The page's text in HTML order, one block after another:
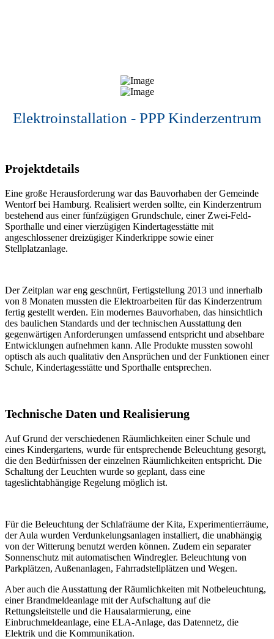
Elektroinstallation - PPP Kinderzentrum
Projektdetails
Eine große Herausforderung war das Bauvorhaben der Gemeinde
Wentorf bei Hamburg. Realisiert werden sollte, ein Kinderzentrum
bestehend aus einer fünfzügigen Grundschule, einer Zwei-Feld-
Sporthalle und einer vierzügigen Kindertagesstätte mit
angeschlossener dreizügiger Kinderkrippe sowie einer
Stellplatzanlage.
Der Zeitplan war eng geschnürt, Fertigstellung 2013 und innerhalb
von 8 Monaten mussten die Elektroarbeiten für das Kinderzentrum
fertig gestellt werden. Ein modernes Bauvorhaben, das hinsichtlich
des baulichen Standards und der technischen Ausstattung den
gegenwärtigen Anforderungen umfassend entspricht und absehbare
Entwicklungen aufnehmen kann. Alle Produkte mussten sowohl
optisch als auch qualitativ den Ansprüchen und der Funktionen einer
Schule, Kindertagesstätte und Sporthalle entsprechen.
Technische Daten und Realisierung
Auf Grund der verschiedenen Räumlichkeiten einer Schule und
eines Kindergartens, wurde für entsprechende Beleuchtung gesorgt,
die den Bedürfnissen der einzelnen Räumlichkeiten entspricht. Die
Schaltung der Leuchten wurde so geplant, dass eine
tageslichtabhängige Regelung möglich ist.
Für die Beleuchtung der Schlafräume der Kita, Experimentierräume,
der Aula wurden Verdunkelungsanlagen installiert, die unabhängig
von der Witterung benutzt werden können. Zudem ein separater
Sonnenschutz mit automatischen Windregler. Beleuchtung von
Parkplätzen, Außenanlagen, Fahrradstellplätzen und Wegen.
Aber auch die Ausstattung der Räumlichkeiten mit Notbeleuchtung,
einer Brandmeldeanlage mit der Aufschaltung auf die
Rettungsleitstelle und die Hausalarmierung, eine
Einbruchmeldeanlage, eine ELA-Anlage, das Datennetz, die
Elektrik und die Kommunikation.